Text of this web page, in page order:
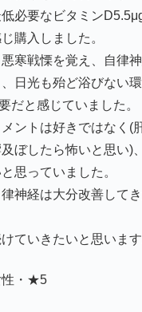
必要なビタミン
購入しました。
寒戦慄を覚え、自律
日光も殆ど浴びない
だと感じていました。
ントは好きではなく(
ぼしたら怖いと思い)
思っていました。
神経は大分改善して
ていきたいと思います
性・★5